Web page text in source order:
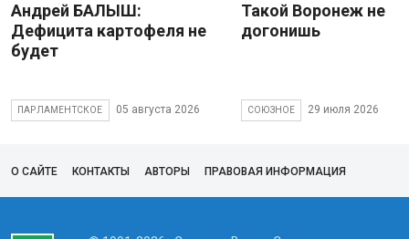
Андрей БАЛЫШ:
Дефицита картофеля не
будет
ПАРЛАМЕНТСКОЕ 05 августа 2026
Такой Воронеж не
догонишь
СОЮЗНОЕ 29 июля 2026
О САЙТЕ КОНТАКТЫ АВТОРЫ ПРАВОВАЯ ИНФОРМАЦИЯ